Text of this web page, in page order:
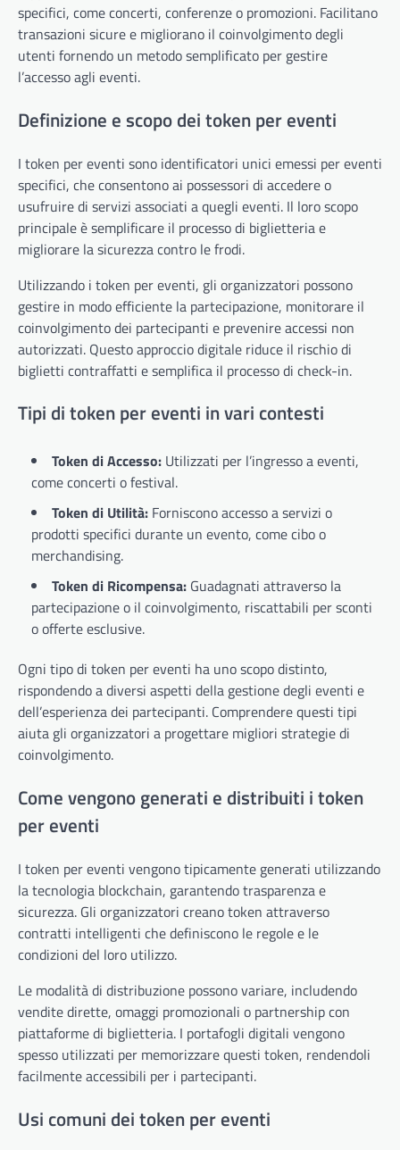
specifici, come concerti, conferenze o promozioni. Facilitano
transazioni sicure e migliorano il coinvolgimento degli
utenti fornendo un metodo semplificato per gestire
l’accesso agli eventi.
Definizione e scopo dei token per eventi
I token per eventi sono identificatori unici emessi per eventi
specifici, che consentono ai possessori di accedere o
usufruire di servizi associati a quegli eventi. Il loro scopo
principale è semplificare il processo di biglietteria e
migliorare la sicurezza contro le frodi.
Utilizzando i token per eventi, gli organizzatori possono
gestire in modo efficiente la partecipazione, monitorare il
coinvolgimento dei partecipanti e prevenire accessi non
autorizzati. Questo approccio digitale riduce il rischio di
biglietti contraffatti e semplifica il processo di check-in.
Tipi di token per eventi in vari contesti
Token di Accesso: Utilizzati per l’ingresso a eventi,
come concerti o festival.
Token di Utilità: Forniscono accesso a servizi o
prodotti specifici durante un evento, come cibo o
merchandising.
Token di Ricompensa: Guadagnati attraverso la
partecipazione o il coinvolgimento, riscattabili per sconti
o offerte esclusive.
Ogni tipo di token per eventi ha uno scopo distinto,
rispondendo a diversi aspetti della gestione degli eventi e
dell’esperienza dei partecipanti. Comprendere questi tipi
aiuta gli organizzatori a progettare migliori strategie di
coinvolgimento.
Come vengono generati e distribuiti i token
per eventi
I token per eventi vengono tipicamente generati utilizzando
la tecnologia blockchain, garantendo trasparenza e
sicurezza. Gli organizzatori creano token attraverso
contratti intelligenti che definiscono le regole e le
condizioni del loro utilizzo.
Le modalità di distribuzione possono variare, includendo
vendite dirette, omaggi promozionali o partnership con
piattaforme di biglietteria. I portafogli digitali vengono
spesso utilizzati per memorizzare questi token, rendendoli
facilmente accessibili per i partecipanti.
Usi comuni dei token per eventi